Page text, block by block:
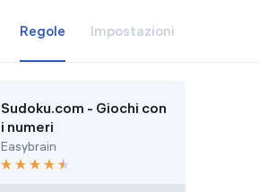
Regole Impostazioni
Sudoku.com - Giochi con
i numeri
Easybrain